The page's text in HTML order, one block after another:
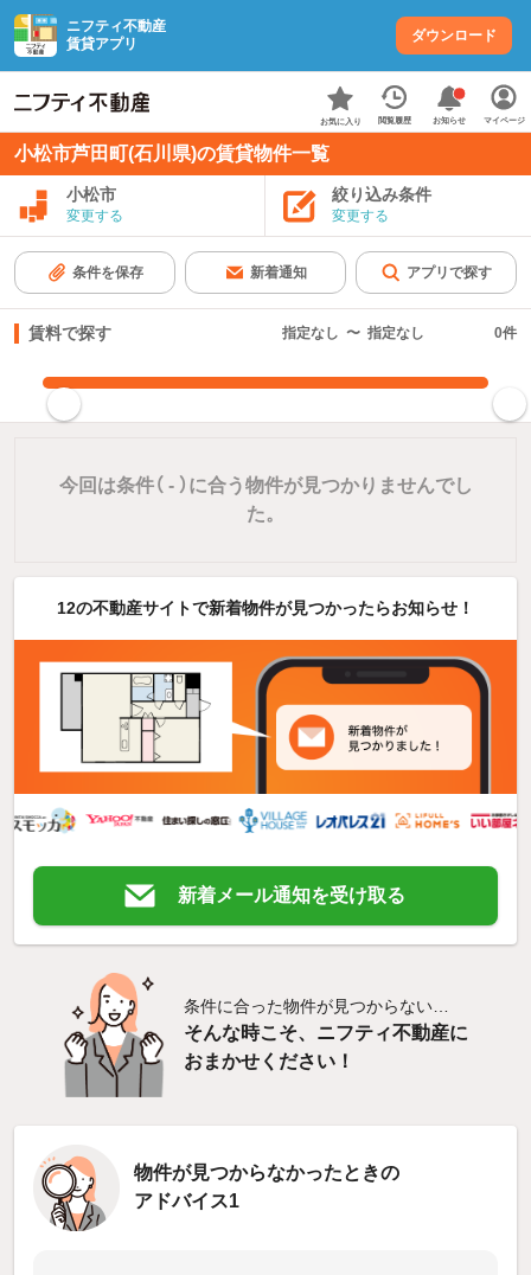
ニフティ不動産
賃貸アプリ
ダウンロード
お気に入り 閲覧履歴 お知らせ マイページ
小松市芦田町(石川県)の賃貸物件一覧
小松市
変更する
絞り込み条件
変更する
条件を保存 新着通知 アプリで探す
賃料で探す 指定なし 〜 指定なし 0件
今回は条件（ -）に合う物件が見つかりませんでし
た。
12の不動産サイトで新着物件が見つかったらお知らせ！
新着メール通知を受け取る
条件に合った物件が見つからない…
そんな時こそ、ニフティ不動産に
おまかせください！
物件が見つからなかったときの
アドバイス1